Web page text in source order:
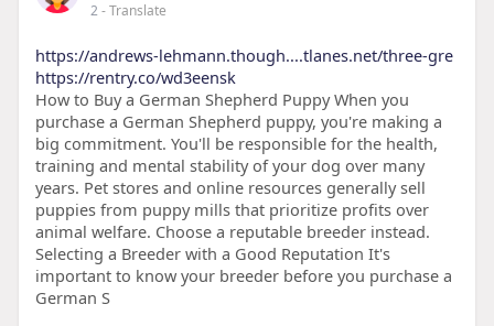
2- Translate
https://andrews-lehmann.though....tlanes.net/three-gre
https://rentry.co/wd3eensk
How to Buy a German Shepherd Puppy When you
purchase a German Shepherd puppy, you're making a
big commitment. You'll be responsible for the health,
training and mental stability of your dog over many
years. Pet stores and online resources generally sell
puppies from puppy mills that prioritize profits over
animal welfare. Choose a reputable breeder instead.
Selecting a Breeder with a Good Reputation It's
important to know your breeder before you purchase a
German S